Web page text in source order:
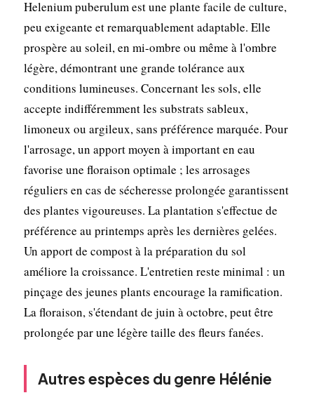
Helenium puberulum est une plante facile de culture,
peu exigeante et remarquablement adaptable. Elle
prospère au soleil, en mi-ombre ou même à l'ombre
légère, démontrant une grande tolérance aux
conditions lumineuses. Concernant les sols, elle
accepte indifféremment les substrats sableux,
limoneux ou argileux, sans préférence marquée. Pour
l'arrosage, un apport moyen à important en eau
favorise une floraison optimale ; les arrosages
réguliers en cas de sécheresse prolongée garantissent
des plantes vigoureuses. La plantation s'effectue de
préférence au printemps après les dernières gelées.
Un apport de compost à la préparation du sol
améliore la croissance. L'entretien reste minimal : un
pinçage des jeunes plants encourage la ramification.
La floraison, s'étendant de juin à octobre, peut être
prolongée par une légère taille des fleurs fanées.
Autres espèces du genre Hélénie